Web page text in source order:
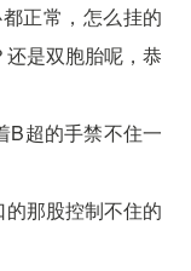
正常，怎么挂的
是双胞胎呢，恭
B超的手禁不住一
那股控制不住的